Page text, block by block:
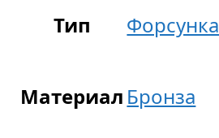
Тип Форсунка
Материал Бронза